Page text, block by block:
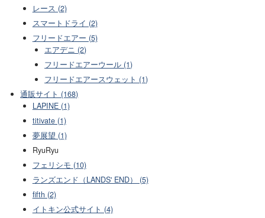
レース (2)
スマートドライ (2)
フリードエアー (5)
エアデニ (2)
フリードエアーウール (1)
フリードエアースウェット (1)
通販サイト (168)
LAPINE (1)
titivate (1)
夢展望 (1)
RyuRyu
フェリシモ (10)
ランズエンド（LANDS' END） (5)
fifth (2)
イトキン公式サイト (4)